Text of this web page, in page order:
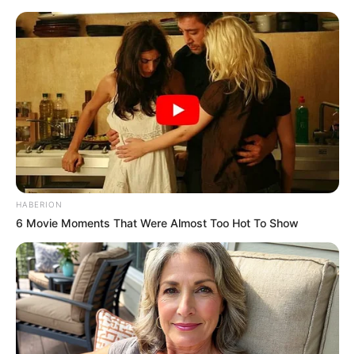
HABERION
6 Movie Moments That Were Almost Too Hot To Show